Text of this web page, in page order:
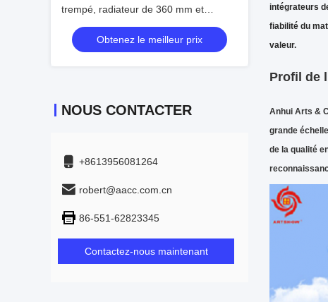
trempé, radiateur de 360 mm et
support VGA à 5 fentes
Obtenez le meilleur prix
NOUS CONTACTER
+8613956081264
robert@aacc.com.cn
86-551-62823345
Contactez-nous maintenant
intégrateurs
fiabilité du
valeur.
Profil de
Anhui Arts &
grande
de la qualité